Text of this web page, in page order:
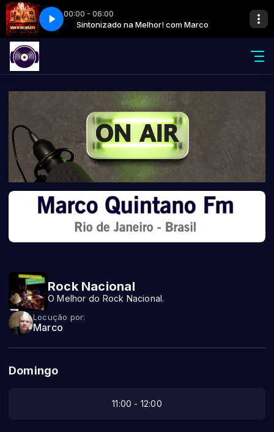
00:00 - 06:00
Marco Sintonizado na Melhor! com Marco
Original e MC Tuto DJ OreiaDIÁRIO DE UM CAFAJESTE - MC Lele JP
Rock Nacional
O Melhor do Rock Nacional.
Locução por:
Marco
Domingo
11:00 - 12:00